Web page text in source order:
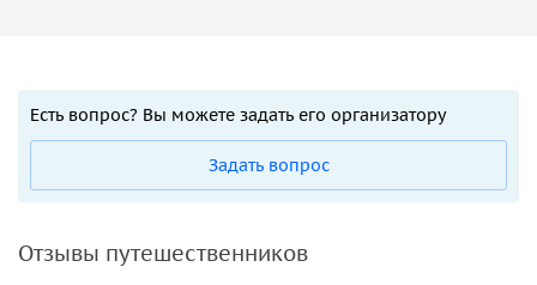
Есть вопрос? Вы можете задать его организатору
Задать вопрос
Отзывы путешественников